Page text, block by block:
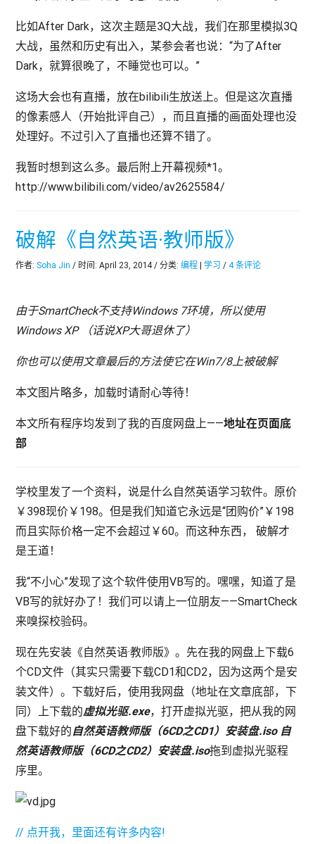
比如After Dark，这次主题是3Q大战，我们在那里模拟3Q
大战，虽然和历史有出入，某参会者也说：“为了After
Dark，就算很晚了，不睡觉也可以。”
这场大会也有直播，放在bilibili生放送上。但是这次直播
的像素感人（开始批评自己），而且直播的画面处理也没
处理好。不过引入了直播也还算不错了。
我暂时想到这么多。最后附上开幕视频*1。
http://www.bilibili.com/video/av2625584/
破解《自然英语·教师版》
作者:Soha Jin / 时间: April 23, 2014 / 分类:编程 |学习 /4 条评论
由于SmartCheck不支持Windows 7环境，所以使用
Windows XP （话说XP大哥退休了）
你也可以使用文章最后的方法使它在Win7/8上被破解
本文图片略多，加载时请耐心等待！
本文所有程序均发到了我的百度网盘上——地址在页面底
部
学校里发了一个资料，说是什么自然英语学习软件。原价
￥398现价￥198。但是我们知道它永远是“团购价”￥198
而且实际价格一定不会超过￥60。而这种东西， 破解才
是王道！
我“不小心”发现了这个软件使用VB写的。嘿嘿，知道了是
VB写的就好办了！我们可以请上一位朋友——SmartCheck
来嗅探校验码。
现在先安装《自然英语·教师版》。先在我的网盘上下载6
个CD文件（其实只需要下载CD1和CD2，因为这两个是安
装文件）。下载好后，使用我网盘（地址在文章底部，下
同）上下载的虚拟光驱.exe，打开虚拟光驱，把从我的网
盘下载好的自然英语教师版（6CD之CD1）安装盘.iso 自
然英语教师版（6CD之CD2）安装盘.iso拖到虚拟光驱程
序里。
// 点开我，里面还有许多内容!